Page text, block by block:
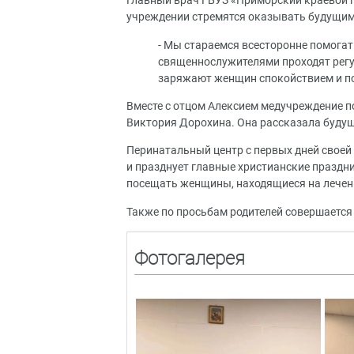
учреждении стремятся оказывать
- Мы стараемся всесторонне
священнослужителями проходят
заряжают женщин спокойствием и
Вместе с отцом Алексием медучреждение
Виктория Дорохина. Она рассказала
Перинатальный центр с первых дней
и празднует главные христианские
посещать женщины, находящиеся на
Также по просьбам родителей
Фотогалерея